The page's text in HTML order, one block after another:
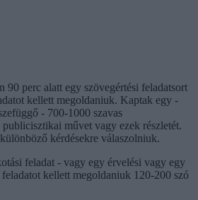
90 perc alatt egy szövegértési feladatsort
kellett megoldaniuk. Kaptak egy -
- 700-1000 szavas
publicisztikai művet vagy ezek részletét.
kérdésekre válaszolniuk.
feladat - vagy egy érvelési vagy egy
kellett megoldaniuk 120-200 szó